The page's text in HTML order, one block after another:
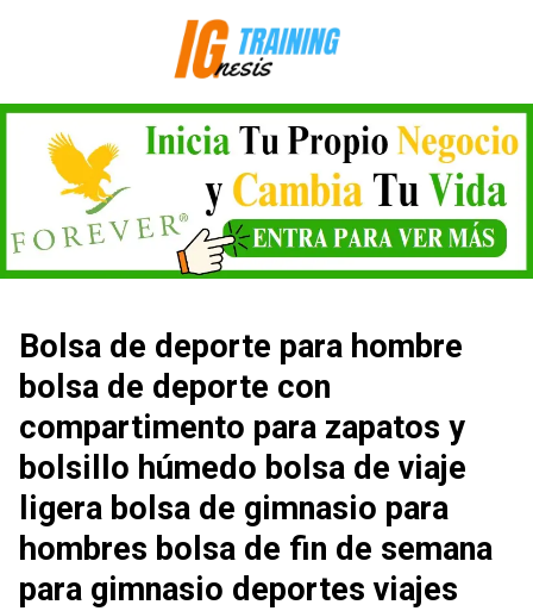
Bolsa de deporte para hombre
bolsa de deporte con
compartimento para zapatos y
bolsillo húmedo bolsa de viaje
ligera bolsa de gimnasio para
hombres bolsa de fin de semana
para gimnasio deportes viajes